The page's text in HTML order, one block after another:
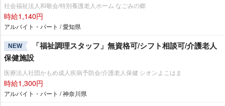
社会福祉法人和敬会/特別養護老人ホーム なごみの郷
時給1,140円
アルバイト・パート / 愛知県
NEW
「福祉調理スタッフ」無資格可/シフト相談可/介護老人
保健施設
医療法人社団かもめ成人疾病予防会/介護老人保健 シオンよこはま
時給1,300円
アルバイト・パート / 神奈川県